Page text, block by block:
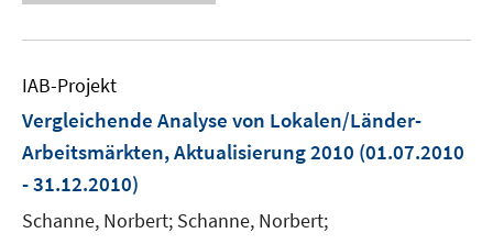
IAB-Projekt
Vergleichende Analyse von Lokalen/Länder-
Arbeitsmärkten, Aktualisierung 2010 (01.07.2010
- 31.12.2010)
Schanne, Norbert; Schanne, Norbert;